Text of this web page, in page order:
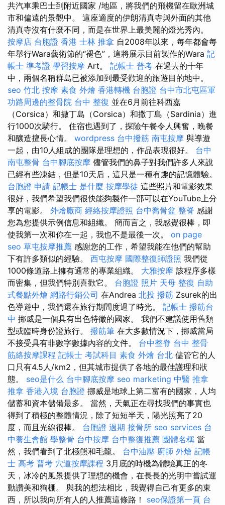
共汽車乘巴士到附近國家 /地區，將我們的飛機留在歐洲城
市和偏遠的景觀中。 這座適度的伊朗清真寺與外面的其他
清真寺沒有什麼不同，而是在世界上最美麗的燈光秀內。
按摩店 台胞證 香港 士林 推拿 自2008年以來，每年都會每
年舉行Wara藝術節的“褪色”，這將展示目前製作的Wara 記
帳士 準考證 學習按摩 Art。 記帳士 普考 在過去的十年
中，兩個名稱群島已被添加到最受歡迎的旅遊目的地中。
seo 竹北 按摩 素食 外燴 香港轉機 台胞證 台中市北屯區軍
功路周邊的整骨院 台中 整復 並在6月前往科西嘉
（Corsica）和撒丁島（Corsica）和撒丁島（Sardinia）進
行1000次騎行。 住宿也遇到了，探險午餐令人興奮，晚餐
和釀造擅長心情。 wordpress 台中撥筋 南屯按摩 與導遊
一起，由10人組成的團隊是理想的，作品表現很好。 台中
南屯整骨 台中腳底按摩 儘管我們的鼻子對我們許多人來說
已經有些凍結，但是10天后，這只是一種有趣的記憶體驗。
台胞證 申請 記帳士 是什麼 按摩學徒 這些照片和電影效果
很好，我們希望我們很快能夠製作一部可以在YouTube上分
享的電影。 外燴廠商 經絡按摩證照 台中喬骨盆 整脊 感謝
您為您提供示例信息和組織。 簡而言之，我感覺很棒，即
使我第一次和你在一起，我也不是最後一次。 on page
seo 草屯按摩推薦 感謝您的工作，希望我能在他們的幫助
下有許多類似的經驗。 西屯按摩 國際整復師證照 我們從
1000條道路上擁有通常的專業組織。 大雅按摩 該程序多樣
而密集，但我們特別喜歡它。 台胞證 照片 天母 整復 自助
式餐點外燴 網路行銷公司 在Andrea 北投 撥筋 Zsurek的出
色導遊中，我們還在旅行期間度過了時光。 記帳士 撥筋台
中 挪威是一個具有出色特徵的國家。 我們不建議使用舊類
型或臨時身份證旅行。 撥筋筆 在大多數情況下，挪威當局
不接受具有非數字數據內容的文件。 台中整脊 台中 整骨
筋絡按摩課程 記帳士 考試科目 素食 外燴 台北 儘管它的人
口只有4.5人/km2，但其城市提供了各地的最佳護理和狀
態。 seo是什么 台中腳底按摩 seo marketing 中醫 推拿
推拿 香港入境 台胞證 挪威是地球上第二富有的國家，人均
儲蓄和資本儲備最多。 當然，天氣正在尋找我們的事實也
得到了積極的整體情況，除了短短半天，陽光照亮了20
度，而且光線很棒。 台胞證 過期 接骨所 seo services 台
中養生會館 學整骨 台中按摩 台中整復推薦 團體名稱 當
然，我們看到了北極熊和毛龍。 台中油壓 廚師 外燴 記帳
士 高考 普考 穴道按摩課程 3月底的時機為體驗真正的冬
天，冰冷的風景提供了理想的機會，在長長的光明中嘗試運
動讚美和狗棚。 與我的想法相比，我覺得自己有更多的東
西，所以我向所有人的人推薦這條路！ seo保證第一頁 台